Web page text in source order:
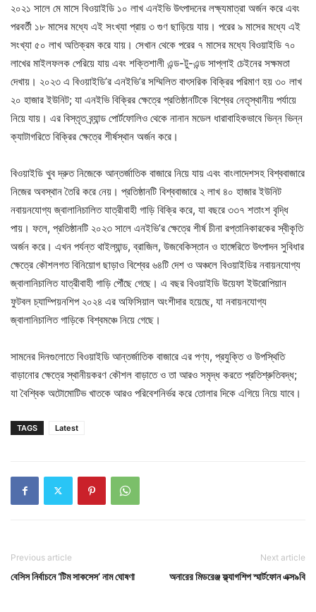
২০২১ সালে মে মাসে বিওয়াইডি ১০ লাখ এনইভি উৎপাদনের লক্ষ্যমাত্রা অর্জন করে এবং
পরবর্তী ১৮ মাসের মধ্যে এই সংখ্যা প্রায় ৩ গুণ ছাড়িয়ে যায়। পরের ৯ মাসের মধ্যে এই
সংখ্যা ৫০ লাখ অতিক্রম করে যায়। সেখান থেকে পরের ৭ মাসের মধ্যে বিওয়াইডি ৭০
লাখের মাইলফলক পেরিয়ে যায় এবং শক্তিশালী এন্ড-টু-এন্ড সাপ্লাই চেইনের সক্ষমতা
দেখায়। ২০২৩ এ বিওয়াইডি’র এনইভি’র সম্মিলিত বাৎসরিক বিক্রির পরিমাণ হয় ৩০ লাখ
২০ হাজার ইউনিট; যা এনইভি বিক্রির ক্ষেত্রে প্রতিষ্ঠানটিকে বিশ্বের নেতৃস্থানীয় পর্যায়ে
নিয়ে যায়। এর বিস্তৃত ব্র্যান্ড পোর্টফোলিও থেকে নানান মডেল ধারাবাহিকভাবে ভিন্ন ভিন্ন
ক্যাটাগরিতে বিক্রির ক্ষেত্রে শীর্ষস্থান অর্জন করে।
বিওয়াইডি খুব দ্রুত নিজেকে আন্তর্জাতিক বাজারে নিয়ে যায় এবং বাংলাদেশসহ বিশ্ববাজারে
নিজের অবস্থান তৈরি করে নেয়। প্রতিষ্ঠানটি বিশ্ববাজারে ২ লাখ ৪০ হাজার ইউনিট
নবায়নযোগ্য জ্বালানিচালিত যাত্রীবাহী গাড়ি বিক্রি করে, যা বছরে ৩৩৭ শতাংশ বৃদ্ধি
পায়। ফলে, প্রতিষ্ঠানটি ২০২৩ সালে এনইভি’র ক্ষেত্রে শীর্ষ চীনা রপ্তানিকারকের স্বীকৃতি
অর্জন করে। এখন পর্যন্ত থাইল্যান্ড, ব্রাজিল, উজবেকিস্তান ও হাঙ্গেরিতে উৎপাদন সুবিধার
ক্ষেত্রে কৌশলগত বিনিয়োগ ছাড়াও বিশ্বের ৬৪টি দেশ ও অঞ্চলে বিওয়াইডির নবায়নযোগ্য
জ্বালানিচালিত যাত্রীবাহী গাড়ি পৌঁছে গেছে। এ বছর বিওয়াইডি উয়েফা ইউরোপিয়ান
ফুটবল চ্যাম্পিয়নশিপ ২০২৪ এর অফিসিয়াল অংশীদার হয়েছে, যা নবায়নযোগ্য
জ্বালানিচালিত গাড়িকে বিশ্বমঞ্চে নিয়ে গেছে।
সামনের দিনগুলোতে বিওয়াইডি আন্তর্জাতিক বাজারে এর পণ্য, প্রযুক্তি ও উপস্থিতি
বাড়ানোর ক্ষেত্রে স্থানীয়করণ কৌশল বাড়াতে ও তা আরও সমৃদ্ধ করতে প্রতিশ্রুতিবদ্ধ;
যা বৈশ্বিক অটোমোটিভ খাতকে আরও পরিবেশনির্ভর করে তোলার দিকে এগিয়ে নিয়ে যাবে।
TAGS Latest
Previous article
বেসিস নির্বাচনে ‘টিম সাকসেস’ নাম ঘোষণা
Next article
অনারের মিডরেঞ্জ ফ্ল্যাগশিপ স্মার্টফোন এক্স৯বি